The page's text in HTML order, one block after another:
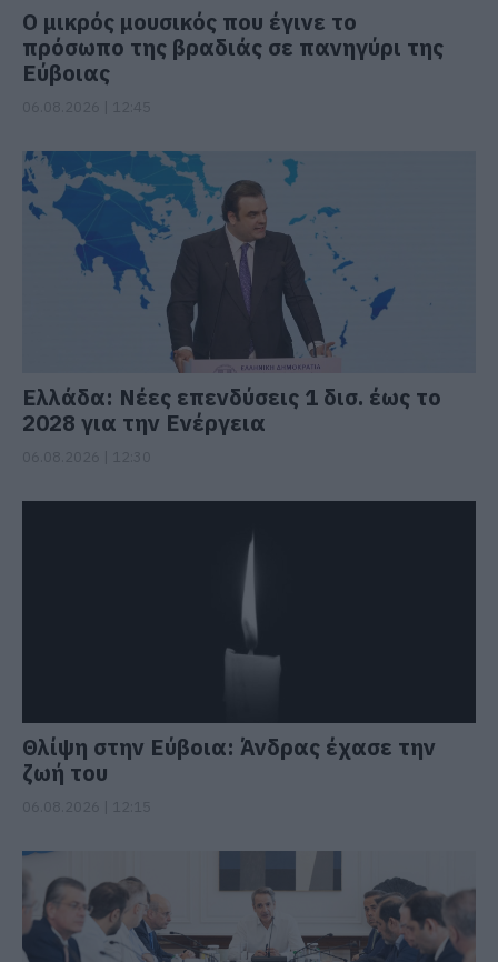
Ο μικρός μουσικός που έγινε το
πρόσωπο της βραδιάς σε πανηγύρι της
Εύβοιας
Ελλάδα: Νέες επενδύσεις 1 δισ. έως το
2028 για την Ενέργεια
Θλίψη στην Εύβοια: Άνδρας έχασε την
ζωή του